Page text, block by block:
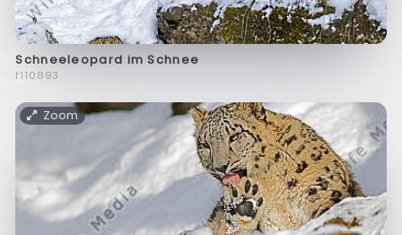
Schneeleopard im Schnee
f110893
Zoom